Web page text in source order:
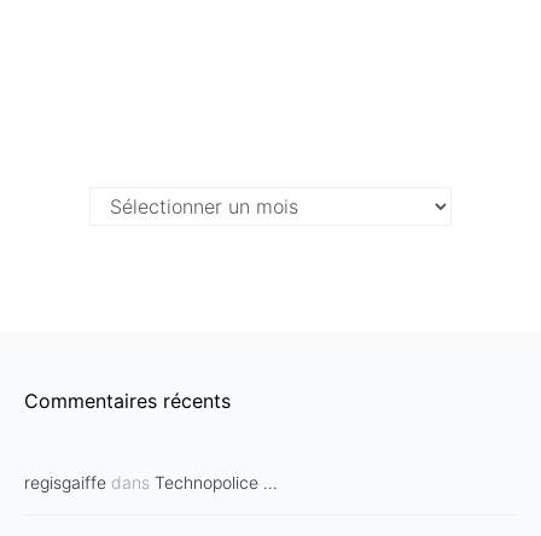
Archives
Commentaires récents
regisgaiffe dans Technopolice …